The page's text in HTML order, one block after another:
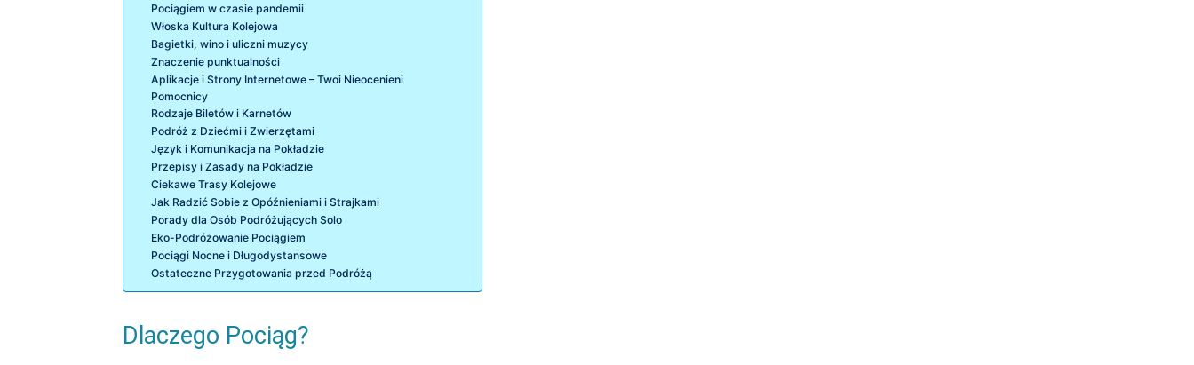
Pociągiem w czasie pandemii
Włoska Kultura Kolejowa
Bagietki, wino i uliczni muzycy
Znaczenie punktualności
Aplikacje i Strony Internetowe – Twoi Nieocenieni
Pomocnicy
Rodzaje Biletów i Karnetów
Podróż z Dziećmi i Zwierzętami
Język i Komunikacja na Pokładzie
Przepisy i Zasady na Pokładzie
Ciekawe Trasy Kolejowe
Jak Radzić Sobie z Opóźnieniami i Strajkami
Porady dla Osób Podróżujących Solo
Eko-Podróżowanie Pociągiem
Pociągi Nocne i Długodystansowe
Ostateczne Przygotowania przed Podróżą
Dlaczego Pociąg?